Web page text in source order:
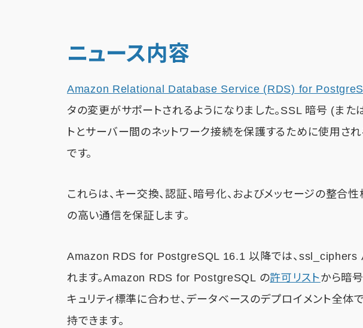
ニュース内容
Amazon Relational Database Service (RDS) for
タの変更がサポートされるようになりました。SSL 暗号 (また
トとサーバー間のネットワーク接続を保護するために使用さ
です。
これらは、キー交換、認証、暗号化、およびメッセージの整合
の高い通信を保証します。
Amazon RDS for PostgreSQL 16.1 以降では、ssl_ciphers
れます。Amazon RDS for PostgreSQL の許可リスト から暗
キュリティ標準に合わせ、データベースのデプロイメント全体
持できます。